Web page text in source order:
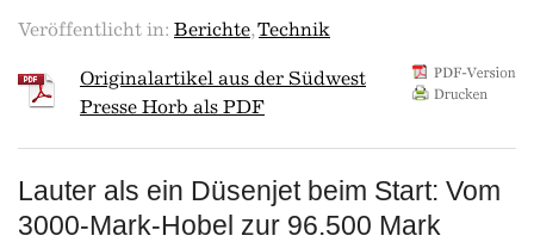
Veröffentlicht in: Berichte,Technik
Originalartikel aus der Südwest
Presse Horb als PDF
Lauter als ein Düsenjet beim Start: Vom
3000-Mark-Hobel zur 96.500 Mark